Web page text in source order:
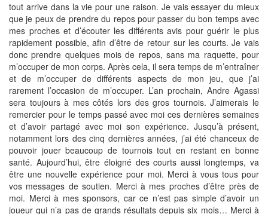
tout arrive dans la vie pour une raison. Je vais essayer du mieux
que je peux de prendre du repos pour passer du bon temps avec
mes proches et d’écouter les différents avis pour guérir le plus
rapidement possible, afin d’être de retour sur les courts. Je vais
donc prendre quelques mois de repos, sans ma raquette, pour
m’occuper de mon corps. Après cela, il sera temps de m’entraîner
et de m’occuper de différents aspects de mon jeu, que j’ai
rarement l’occasion de m’occuper. L’an prochain, Andre Agassi
sera toujours à mes côtés lors des gros tournois. J’aimerais le
remercier pour le temps passé avec moi ces dernières semaines
et d’avoir partagé avec moi son expérience. Jusqu’à présent,
notamment lors des cinq dernières années, j’ai été chanceux de
pouvoir jouer beaucoup de tournois tout en restant en bonne
santé. Aujourd’hui, être éloigné des courts aussi longtemps, va
être une nouvelle expérience pour moi. Merci à vous tous pour
vos messages de soutien. Merci à mes proches d’être près de
moi. Merci à mes sponsors, car ce n’est pas simple d’avoir un
joueur qui n’a pas de grands résultats depuis six mois… Merci à